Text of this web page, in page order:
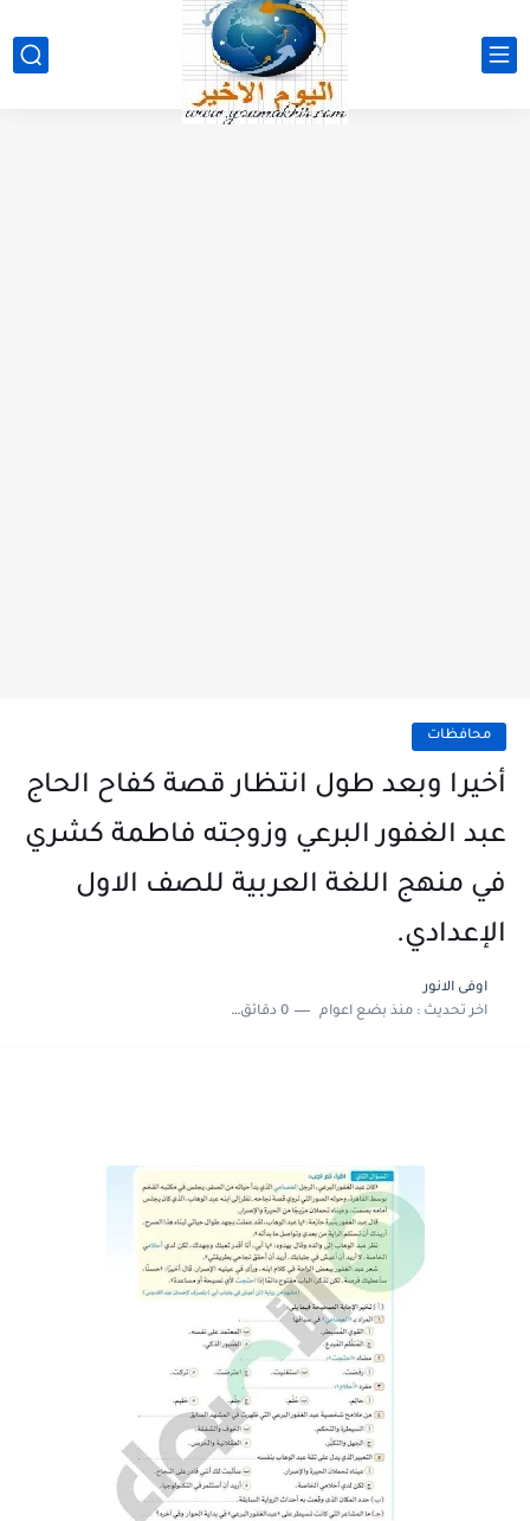
محافظات
أخيرا وبعد طول انتظار قصة كفاح الحاج
عبد الغفور البرعي وزوجته فاطمة كشري
في منهج اللغة العربية للصف الاول
الإعدادي.
اوفى الانور
اخر تحديث :منذ بضع اعوام 0 دقائق للقراءة